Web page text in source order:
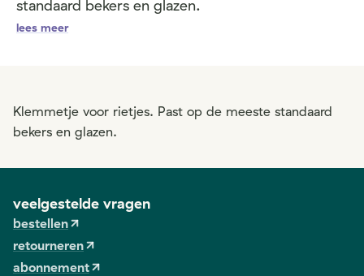
standaard bekers en glazen.
lees meer
Klemmetje voor rietjes. Past op de meeste standaard
bekers en glazen.
veelgestelde vragen
bestellen
retourneren
abonnement